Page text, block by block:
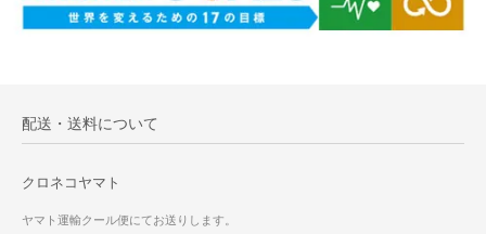
配送・送料について
クロネコヤマト
ヤマト運輸クール便にてお送りします。